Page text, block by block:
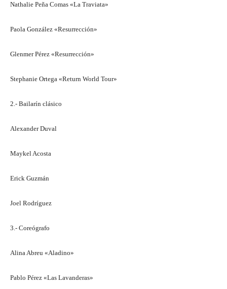
Nathalie Peña Comas «La Traviata»
Paola González «Resurrección»
Glenmer Pérez «Resurrección»
Stephanie Ortega «Return World Tour»
2.- Bailarín clásico
Alexander Duval
Maykel Acosta
Erick Guzmán
Joel Rodríguez
3.- Coreógrafo
Alina Abreu «Aladino»
Pablo Pérez «Las Lavanderas»